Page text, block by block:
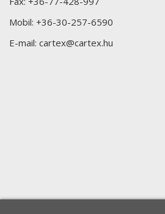
Mobil: +36-30-257-6590
E-mail: cartex@cartex.hu